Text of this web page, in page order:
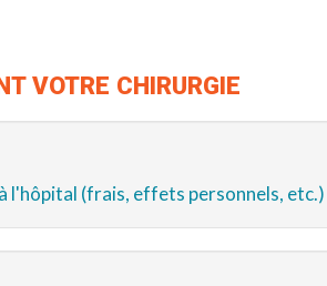
VOTRE CHIRURGIE
l'hôpital (frais, effets personnels, etc.)